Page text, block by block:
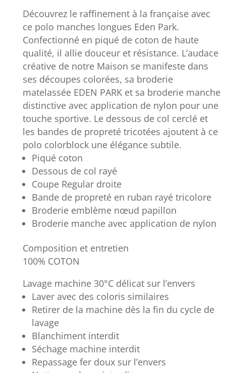
Découvrez le raffinement à la française avec
ce polo manches longues Eden Park.
Confectionné en piqué de coton de haute
qualité, il allie douceur et résistance. L’audace
créative de notre Maison se manifeste dans
ses découpes colorées, sa broderie
matelassée EDEN PARK et sa broderie manche
distinctive avec application de nylon pour une
touche sportive. Le dessous de col cerclé et
les bandes de propreté tricotées ajoutent à ce
polo colorblock une élégance subtile.
Piqué coton
Dessous de col rayé
Coupe Regular droite
Bande de propreté en ruban rayé tricolore
Broderie emblème nœud papillon
Broderie manche avec application de nylon
Composition et entretien
100% COTON
Lavage machine 30°C délicat sur l’envers
Laver avec des coloris similaires
Retirer de la machine dès la fin du cycle de
lavage
Blanchiment interdit
Séchage machine interdit
Repassage fer doux sur l’envers